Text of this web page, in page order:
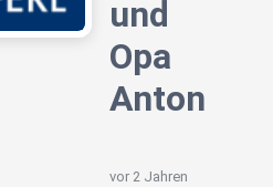
und
Opa
Anton
vor 2 Jahren